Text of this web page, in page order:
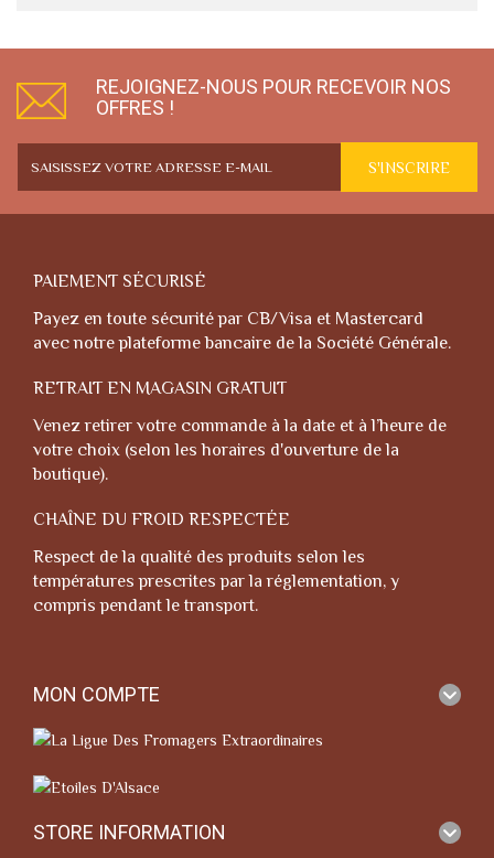
REJOIGNEZ-NOUS POUR RECEVOIR NOS
OFFRES !
S'INSCRIRE
PAIEMENT SÉCURISÉ
Payez en toute sécurité par CB/Visa et Mastercard
avec notre plateforme bancaire de la Société Générale.
RETRAIT EN MAGASIN GRATUIT
Venez retirer votre commande à la date et à l’heure de
votre choix (selon les horaires d'ouverture de la
boutique).
CHAÎNE DU FROID RESPECTÉE
Respect de la qualité des produits selon les
températures prescrites par la réglementation, y
compris pendant le transport.
MON COMPTE
STORE INFORMATION